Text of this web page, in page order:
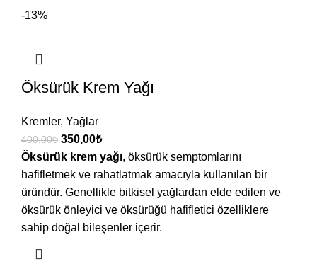
-13%
Öksürük Krem Yağı
Kremler, Yağlar
400,00₺ 350,00₺
Öksürük krem yağı, öksürük semptomlarını
hafifletmek ve rahatlatmak amacıyla kullanılan bir
üründür. Genellikle bitkisel yağlardan elde edilen ve
öksürük önleyici ve öksürüğü hafifletici özelliklere
sahip doğal bileşenler içerir.